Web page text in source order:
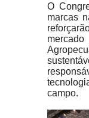
O
marcas
campo.